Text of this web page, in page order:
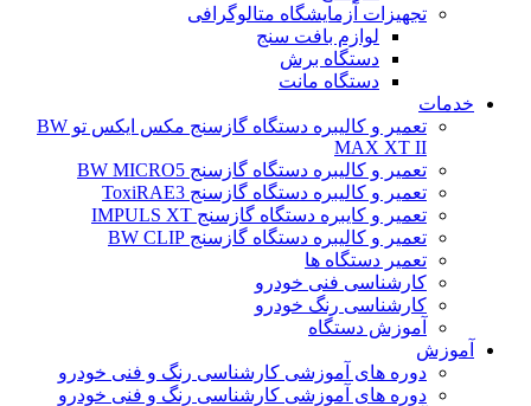
تجهیزات آزمایشگاه متالوگرافی
لوازم بافت سنج
دستگاه برش
دستگاه مانت
خدمات
تعمیر و کالیبره دستگاه گازسنج مکس ایکس تو BW
MAX XT II
تعمیر و کالیبره دستگاه گازسنج BW MICRO5
تعمیر و کالیبره دستگاه گازسنج ToxiRAE3
تعمیر و کایبره دستگاه گازسنج IMPULS XT
تعمیر و کالیبره دستگاه گازسنج BW CLIP
تعمیر دستگاه ها
کارشناسی فنی خودرو
کارشناسی رنگ خودرو
آموزش دستگاه
آموزش
دوره های آموزشی کارشناسی رنگ و فنی خودرو
دوره های آموزشی کارشناسی رنگ و فنی خودرو